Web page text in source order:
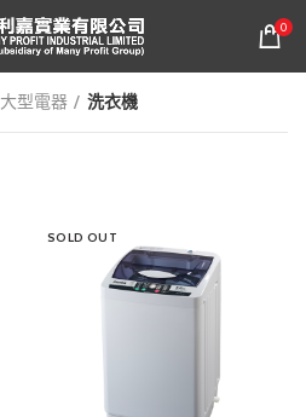
0
大型電器 洗衣機
SOLD OUT